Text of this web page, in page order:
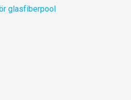
glasfiberpool